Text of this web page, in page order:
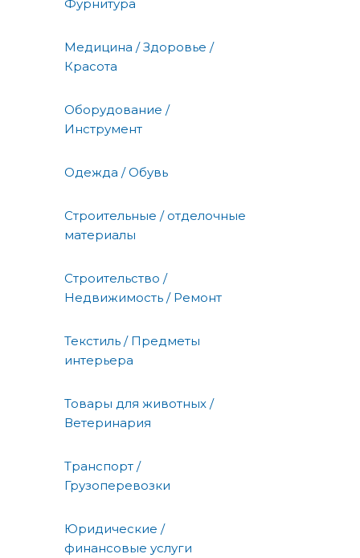
Фурнитура
Медицина / Здоровье /
Красота
Оборудование /
Инструмент
Одежда / Обувь
Строительные / отделочные
материалы
Строительство /
Недвижимость / Ремонт
Текстиль / Предметы
интерьера
Товары для животных /
Ветеринария
Транспорт /
Грузоперевозки
Юридические /
финансовые услуги